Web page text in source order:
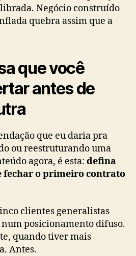
Negócio construído
quebra assim que a
que você
antes de
que eu daria pra
ou reestruturando uma
agora, é esta: defina
fechar o primeiro contrato
clientes generalistas
posicionamento difuso.
quando tiver mais
Antes.